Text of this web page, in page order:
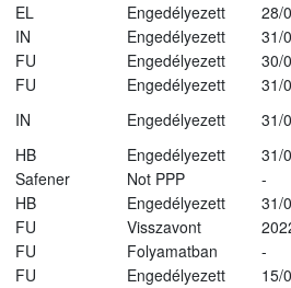
EL Engedélyezett
28/
IN Engedélyezett
31/
FU Engedélyezett
30/
FU Engedélyezett
31/
IN Engedélyezett
31/
HB Engedélyezett
31/
Safener Not PPP
-
HB Engedélyezett
31/
FU Visszavont
FU Folyamatban
-
FU Engedélyezett
15/